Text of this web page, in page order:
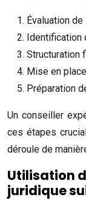
Évaluation
Identification
Structuration
Mise en
Préparation
Un conseiller
ces étapes
déroule de
Utilisation
juridique